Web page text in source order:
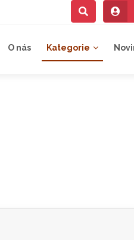
O nás Kategorie